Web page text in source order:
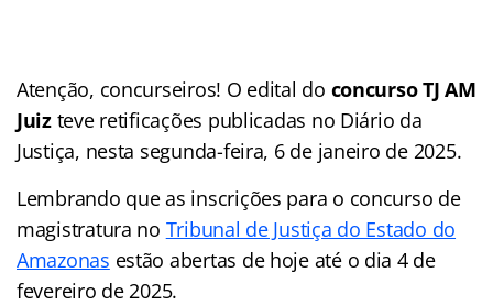
Atenção, concurseiros! O edital do concurso TJ AM
Juizteve retificações publicadas no Diário da
Justiça, nesta segunda-feira, 6 de janeiro de 2025.
Lembrando que as inscrições para o concurso de
magistratura no Tribunal de Justiça do Estado do
Amazonas estão abertas de hoje até o dia 4 de
fevereiro de 2025.